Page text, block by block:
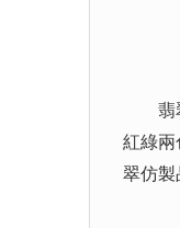
翡翠
紅綠兩
翠仿製